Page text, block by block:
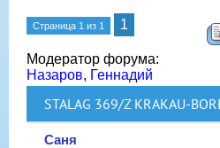
Страница 1 из 1 1
Модератор форума:
Назаров, Геннадий
STALAG 369/Z KRAKAU-
Саня